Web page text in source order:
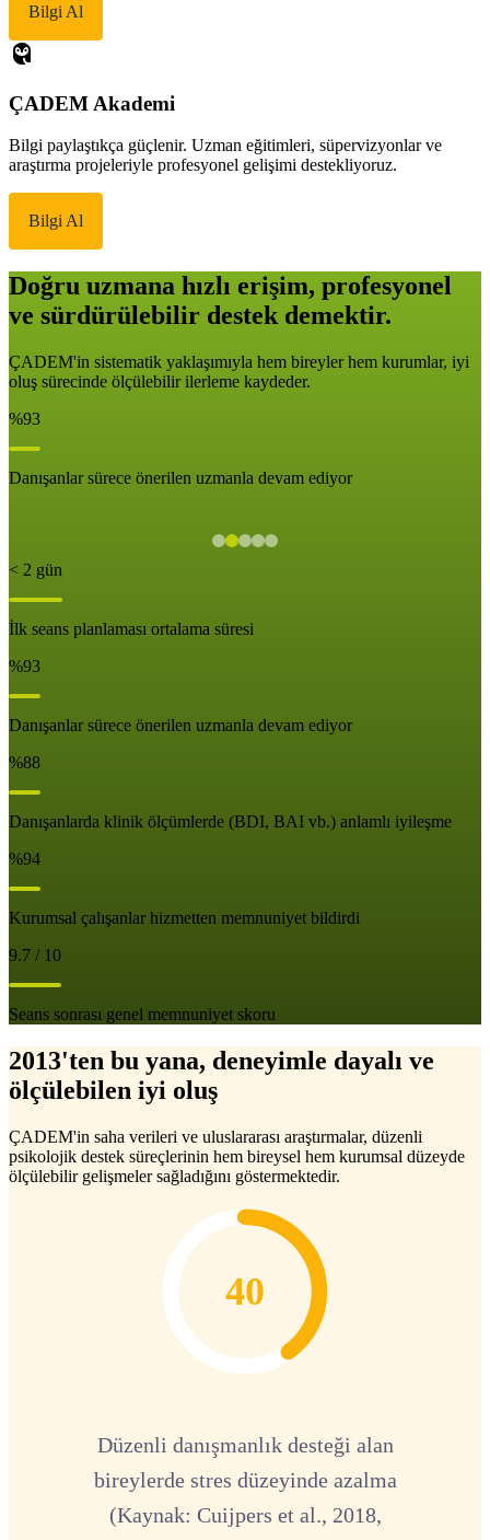
Bilgi Al
ÇADEM Akademi
Bilgi paylaştıkça güçlenir. Uzman eğitimleri, süpervizyonlar ve
araştırma projeleriyle profesyonel gelişimi destekliyoruz.
Bilgi Al
Doğru uzmana hızlı erişim, profesyonel
ve sürdürülebilir destek demektir.
ÇADEM'in sistematik yaklaşımıyla hem bireyler hem kurumlar, iyi
oluş sürecinde ölçülebilir ilerleme kaydeder.
%93
Danışanlar sürece önerilen uzmanla devam ediyor
< 2 gün
İlk seans planlaması ortalama süresi
%93
Danışanlar sürece önerilen uzmanla devam ediyor
%88
Danışanlarda klinik ölçümlerde (BDI, BAI vb.) anlamlı iyileşme
%94
Kurumsal çalışanlar hizmetten memnuniyet bildirdi
9.7 / 10
Seans sonrası genel memnuniyet skoru
2013'ten bu yana, deneyimle dayalı ve
ölçülebilen iyi oluş
ÇADEM'in saha verileri ve uluslararası araştırmalar, düzenli
psikolojik destek süreçlerinin hem bireysel hem kurumsal düzeyde
ölçülebilir gelişmeler sağladığını göstermektedir.
40
Düzenli danışmanlık desteği alan
bireylerde stres düzeyinde azalma
(Kaynak: Cuijpers et al., 2018,